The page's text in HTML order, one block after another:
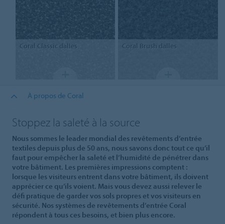
Coral Classicdalles Coral Brush dalles
À propos de Coral
Stoppez la saleté à la source
Nous sommes le leader mondial des revêtements d’entrée
textiles depuis plus de 50 ans, nous savons donc tout ce qu’il
faut pour empêcher la saleté et l’humidité de pénétrer dans
votre bâtiment. Les premières impressions comptent :
lorsque les visiteurs entrent dans votre bâtiment, ils doivent
apprécier ce qu’ils voient. Mais vous devez aussi relever le
défi pratique de garder vos sols propres et vos visiteurs en
sécurité. Nos systèmes de revêtements d’entrée Coral
répondent à tous ces besoins, et bien plus encore.